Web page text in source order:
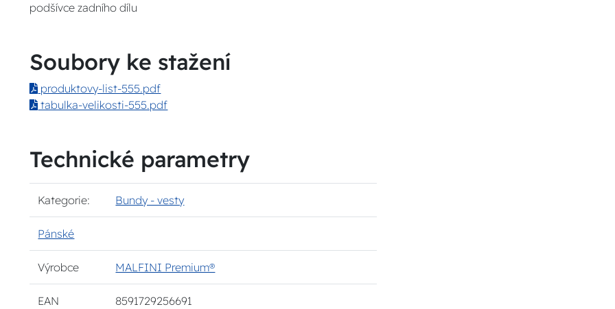
podšívce zadního dílu
Soubory ke stažení
produktovy-list-555.pdf
tabulka-velikosti-555.pdf
Technické parametry
Kategorie: Bundy - vesty
Pánské
Výrobce MALFINI Premium®
EAN 8591729256691